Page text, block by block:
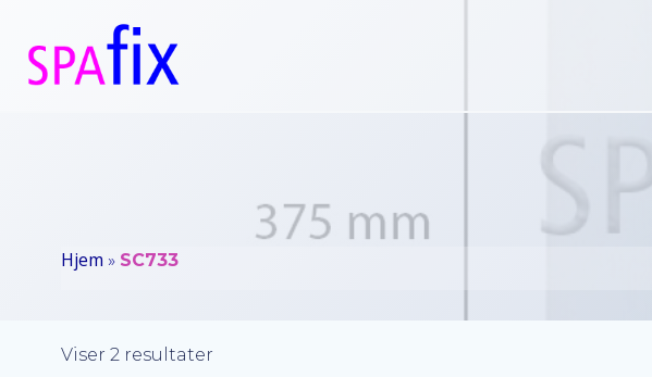
indhold
Hjem » SC733
Viser 2 resultater